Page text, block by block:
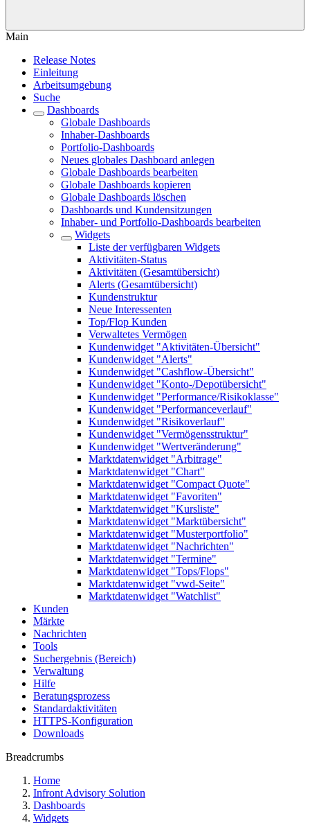
Main
Release Notes
Einleitung
Arbeitsumgebung
Suche
Dashboards
Globale Dashboards
Inhaber-Dashboards
Portfolio-Dashboards
Neues globales Dashboard anlegen
Globale Dashboards bearbeiten
Globale Dashboards kopieren
Globale Dashboards löschen
Dashboards und Kundensitzungen
Inhaber- und Portfolio-Dashboards bearbeiten
Widgets
Liste der verfügbaren Widgets
Aktivitäten-Status
Aktivitäten (Gesamtübersicht)
Alerts (Gesamtübersicht)
Kundenstruktur
Neue Interessenten
Top/Flop Kunden
Verwaltetes Vermögen
Kundenwidget "Aktivitäten-Übersicht"
Kundenwidget "Alerts"
Kundenwidget "Cashflow-Übersicht"
Kundenwidget "Konto-/Depotübersicht"
Kundenwidget "Performance/Risikoklasse"
Kundenwidget "Performanceverlauf"
Kundenwidget "Risikoverlauf"
Kundenwidget "Vermögensstruktur"
Kundenwidget "Wertveränderung"
Marktdatenwidget "Arbitrage"
Marktdatenwidget "Chart"
Marktdatenwidget "Compact Quote"
Marktdatenwidget "Favoriten"
Marktdatenwidget "Kursliste"
Marktdatenwidget "Marktübersicht"
Marktdatenwidget "Musterportfolio"
Marktdatenwidget "Nachrichten"
Marktdatenwidget "Termine"
Marktdatenwidget "Tops/Flops"
Marktdatenwidget "vwd-Seite"
Marktdatenwidget "Watchlist"
Kunden
Märkte
Nachrichten
Tools
Suchergebnis (Bereich)
Verwaltung
Hilfe
Beratungsprozess
Standardaktivitäten
HTTPS-Konfiguration
Downloads
Breadcrumbs
Home
Infront Advisory Solution
Dashboards
Widgets